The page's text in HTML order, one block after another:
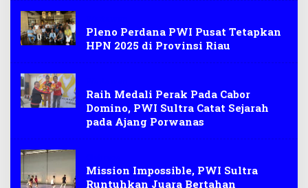
Pleno Perdana PWI Pusat Tetapkan
HPN 2025 di Provinsi Riau
Raih Medali Perak Pada Cabor
Domino, PWI Sultra Catat Sejarah
pada Ajang Porwanas
Mission Impossible, PWI Sultra
Runtuhkan Juara Bertahan